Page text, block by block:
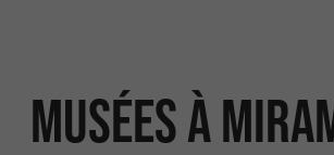
Musées à